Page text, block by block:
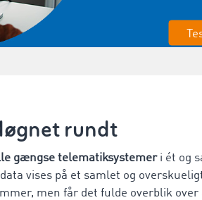
rundt
gængse telematiksystemeri ét og
vises på et samlet og
men får det fulde overblik